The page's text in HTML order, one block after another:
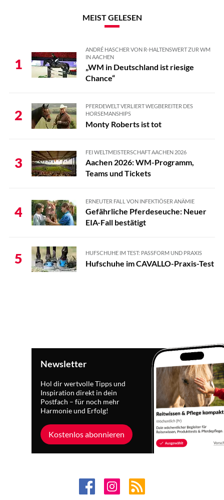
MEIST GELESEN
1
ANDRÉ HASCHER VON R-HALTENSWERT ZUR WM
IN AACHEN
„WM in Deutschland ist riesige
Chance“
2
PFERDEWELT VERLIERT WEGBEREITER DES
HORSEMANSHIPS
Monty Roberts ist tot
3
FEI WELTMEISTERSCHAFT AACHEN 2026
Aachen 2026: WM-Programm,
Teams und Tickets
4
ERNEUTER FALL VON INFEKTIÖSER ANÄMIE
Gefährliche Pferdeseuche: Neuer
EIA-Fall bestätigt
5 HUFSCHUHE IM TEST: PASSFORM UND PRAXIS
Hufschuhe im CAVALLO-Praxis-Test
Newsletter
Hol dir wertvolle Tipps und
Inspiration direkt in dein
Postfach – für noch mehr
Harmonie und Erfolg!
Kostenlos abonnieren